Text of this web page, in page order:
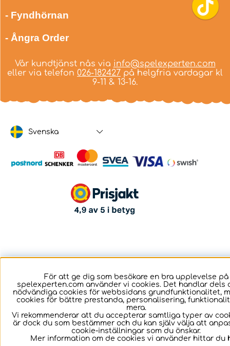
- Fyndhörnan
- Ångra Order
Vår kundtjänst nås via info@spelexperten.com
eller via telefon 026-182427 på helgfria vardagar kl
9-11 & 13-16.
Svenska
För att ge dig som besökare en bra upplevelse på
spelexperten.com använder vi cookies. Det handlar dels
nödvändiga cookies för webbsidans grundfunktionalitet,
cookies för bättre prestanda, personalisering,
mera.
Vi rekommenderar att du accepterar samtliga typer av
är dock du som bestämmer och du kan själv välja att
cookie-inställningar som du önskar.
Mer information om de cookies vi använder hittar du